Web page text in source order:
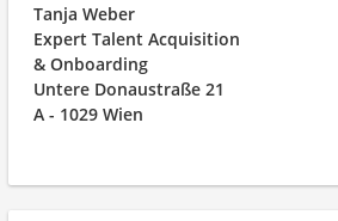
Tanja Weber
Expert Talent Acquisition
& Onboarding
Untere Donaustraße 21
A - 1029 Wien